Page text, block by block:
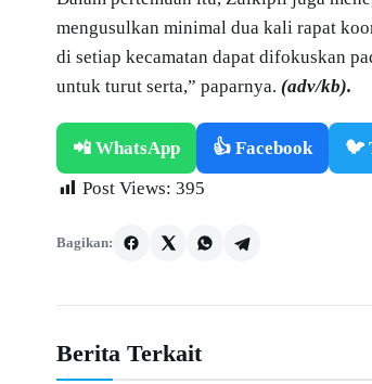
mengusulkan minimal dua kali rapat
di setiap kecamatan dapat difokuskan
untuk turut serta,” paparnya. (adv/kb).
📲 WhatsApp 👍 Facebook 🐦
Post Views: 395
Bagikan:
Berita Terkait